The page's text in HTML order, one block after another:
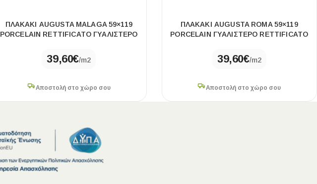
ΠΛΑΚΆΚΙ AUGUSTA MALAGA 59×119
PORCELAIN RETTIFICATO ΓΥΑΛΙΣΤΕΡΌ
39,60€/m2
Αποστολή στο χώρο σου
ΠΛΑΚΆΚΙ AUGUSTA ROMA 59×119
PORCELAIN ΓΥΑΛΙΣΤΕΡΌ RETTIFICATO
39,60€/m2
Αποστολή στο χώρο σου